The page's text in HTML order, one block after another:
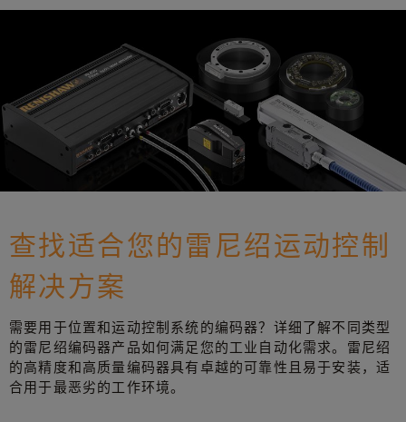
查找适合您的雷尼绍运动控制
解决方案
需要用于位置和运动控制系统的编码器？详细了解不同类型
的雷尼绍编码器产品如何满足您的工业自动化需求。雷尼绍
的高精度和高质量编码器具有卓越的可靠性且易于安装，适
合用于最恶劣的工作环境。